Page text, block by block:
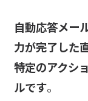
自動応答メー
力が完了した
特定のアクシ
ルです。